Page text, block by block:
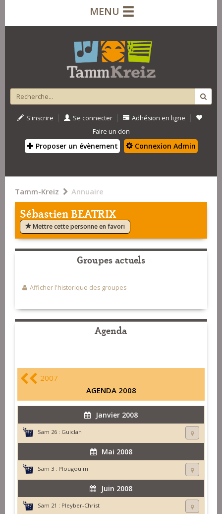
MENU
S'inscrire | Se connecter | Adhésion en ligne |
Faire un don
Proposer un évènement Connexion Admin
Tamm-Kreiz Annuaire
Sébastien BEATRIX
Mettre cette personne en favori
Groupes actuels
Afficher l'historique des groupes
Agenda
2007
AGENDA 2008
Janvier 2008
Sam 26 : Guiclan
Mai 2008
Sam 3 : Plougoulm
Juin 2008
Sam 21 : Pleyber-Christ